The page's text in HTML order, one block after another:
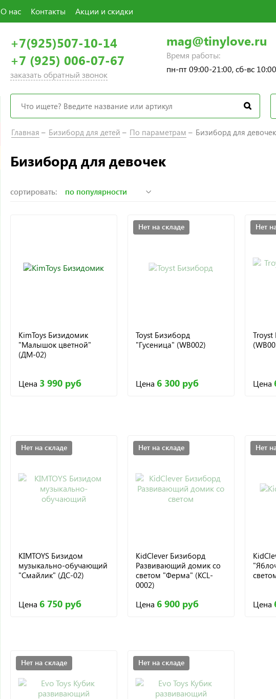
О нас Контакты Акции и скидки
+7(925)507-10-14
+7 (925) 006-07-67
заказать обратный звонок
mag@tinylove.ru
Время работы:
пн-пт 09:00-21:00, сб-вс
Главная Бизиборд для детей По параметрам Бизиборд для девочек
Бизиборд для девочек
сортировать:
KimToys Бизидомик
"Малышок цветной"
(ДМ-02)
Цена 3 990 руб
Нет на складе
Toyst Бизиборд
"Гусеница" (WB002)
Цена 6 300 руб
Нет
Troyst
Цена
Нет на складе
KIMTOYS Бизидом
музыкально-обучающий
"Смайлик" (ДС-02)
Цена 6 750 руб
Нет на складе
KidClever Бизиборд
Развивающий домик со
светом "Ферма" (KCL-
0002)
Цена 6 900 руб
Нет
Цена
Нет на складе Нет на складе